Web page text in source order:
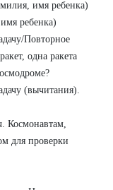
имя ребенка)
ребенка)
Повторное
одна ракета
(вычитания).
Космонавтам,
для проверки